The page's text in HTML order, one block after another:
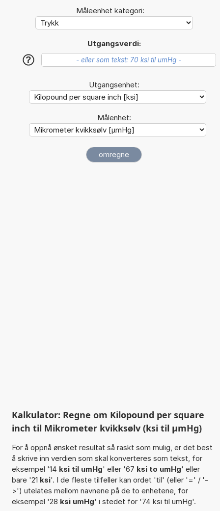
Måleenhet kategori:
Utgangsverdi:
?
Utgangsenhet:
Målenhet:
Kalkulator: Regne om Kilopound per square
inch til Mikrometer kvikksølv (ksi til µmHg)
For å oppnå ønsket resultat så raskt som mulig, er det best
å skrive inn verdien som skal konverteres som tekst, for
eksempel '14 ksi til umHg' eller '67 ksi to umHg' eller
bare '21 ksi'. I de fleste tilfeller kan ordet 'til' (eller '=' / '-
>') utelates mellom navnene på de to enhetene, for
eksempel '28 ksi umHg' i stedet for '74 ksi til umHg'.